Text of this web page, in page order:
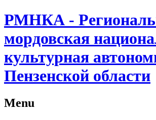
РМНКА -
мордовская
культурная
Пензенской области
Menu